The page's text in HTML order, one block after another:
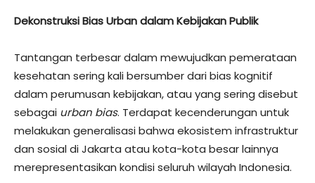
Dekonstruksi Bias Urban dalam Kebijakan Publik
Tantangan terbesar dalam mewujudkan pemerataan
kesehatan sering kali bersumber dari bias kognitif
dalam perumusan kebijakan, atau yang sering disebut
sebagai urban bias. Terdapat kecenderungan untuk
melakukan generalisasi bahwa ekosistem infrastruktur
dan sosial di Jakarta atau kota-kota besar lainnya
merepresentasikan kondisi seluruh wilayah Indonesia.